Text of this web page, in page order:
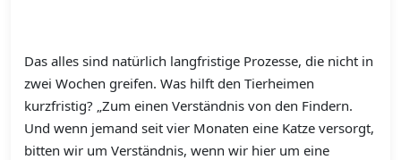
Das alles sind natürlich langfristige Prozesse, die nicht in
zwei Wochen greifen. Was hilft den Tierheimen
kurzfristig? „Zum einen Verständnis von den Findern.
Und wenn jemand seit vier Monaten eine Katze versorgt,
bitten wir um Verständnis, wenn wir hier um eine